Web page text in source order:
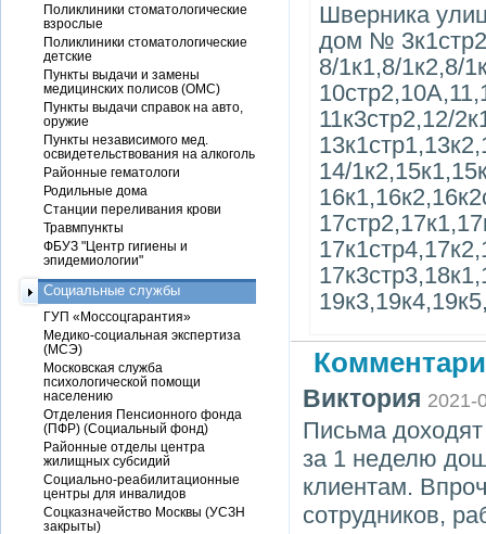
Шверника
дом №
8/1к1,8/1к2,8/
11к3стр2,12/
14/
Виктория 2021-
Письма
за 1 неделю
клиентам.
сотрудников,
Поликлиники стоматологические
взрослые
Поликлиники стоматологические
детские
Пункты выдачи и замены
медицинских полисов (ОМС)
Пункты выдачи справок на авто,
оружие
Пункты независимого мед.
освидетельствования на алкоголь
Районные гематологи
Родильные дома
Станции переливания крови
Травмпункты
ФБУЗ "Центр гигиены и
эпидемиологии"
Социальные службы
ГУП «Моссоцгарантия»
Медико-социальная экспертиза
(МСЭ)
Московская служба
психологической помощи
населению
Отделения Пенсионного фонда
(ПФР) (Социальный фонд)
Районные отделы центра
жилищных субсидий
Социально-реабилитационные
центры для инвалидов
Соцказначейство Москвы (УСЗН
закрыты)